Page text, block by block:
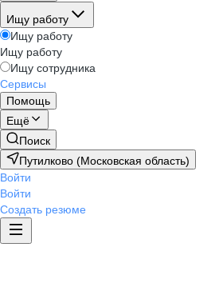
Ищу работу
Ищу работу
Ищу работу
Ищу сотрудника
Сервисы
Помощь
Ещё
Поиск
Путилково (Московская область)
Войти
Войти
Создать резюме